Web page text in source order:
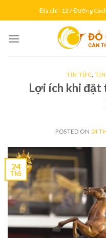
to
Địa chỉ : 127 Đường
TIN TỨC
Lợi ích khi
POSTED ON 24
24
Th5